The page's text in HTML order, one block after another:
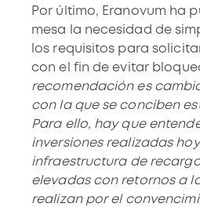
Por último, Eranovum ha
mesa la necesidad de
los requisitos para
con el fin de evitar
recomendación es
con la que se conciben
Para ello, hay que
inversiones realizadas
infraestructura de
elevadas con retornos a
realizan por el